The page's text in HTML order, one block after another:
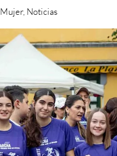
Mujer, Noticias